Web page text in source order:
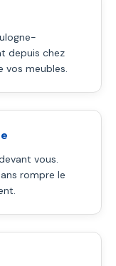
depuis chez
vos meubles.
vous.
rompre le